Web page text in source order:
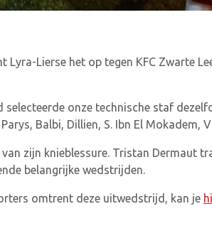
Lyra-Lierse het op tegen KFC Zwarte
onze technische staf
Balbi, Dillien, S. Ibn El Mokadem,
zijn knieblessure. Tristan Dermaut
belangrijke wedstrijden.
omtrent deze uitwedstrijd, kan je